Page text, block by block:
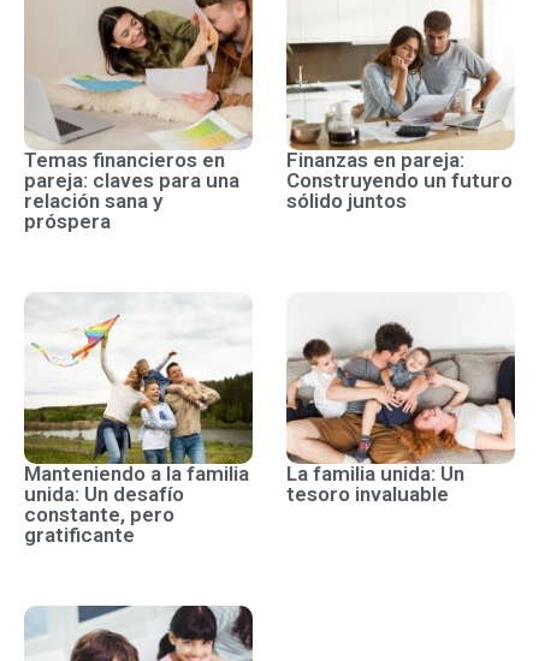
Temas financieros en
pareja: claves para una
relación sana y
próspera
Finanzas en pareja:
Construyendo un futuro
sólido juntos
Manteniendo a la familia
unida: Un desafío
constante, pero
gratificante
La familia unida: Un
tesoro invaluable